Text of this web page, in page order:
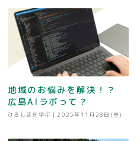
地域のお悩みを解決！？
広島AIラボって？
ひろしまを学ぶ | 2025年11月28日(金)